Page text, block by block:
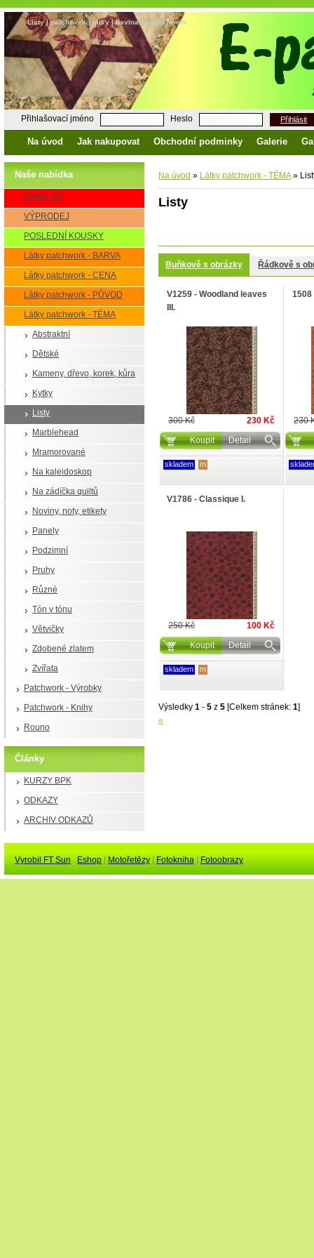
Listy | patchwork | látky | bavlna | e-patchwork
Přihlašovací jméno Heslo Přihlásit
Na úvod Jak nakupovat Obchodní podminky Galerie
Naše nabídka
ZA 80,- Kč
VÝPRODEJ
POSLEDNÍ KOUSKY
Látky patchwork - BARVA
Látky patchwork - CENA
Látky patchwork - PŮVOD
Látky patchwork - TÉMA
Abstraktní
Dětské
Kameny, dřevo, korek, kůra
Kytky
Listy
Marblehead
Mramorované
Na kaleidoskop
Na zádíčka quiltů
Noviny, noty, etikety
Panely
Podzimní
Pruhy
Různé
Tón v tónu
Větvičky
Zdobené zlatem
Zvířata
Patchwork - Výrobky
Patchwork - Knihy
Rouno
Články
KURZY BPK
ODKAZY
ARCHIV ODKAZŮ
Na úvod » Látky patchwork - TÉMA »
Listy
Buňkově s obrázky Řádkově s
V1259 - Woodland leaves
III.
300 Kč
230 Kč
Koupit
Detail
skladem m
1508
230
V1786 - Classique I.
250 Kč
100 Kč
Koupit
Detail
skladem m
Výsledky 1 - 5 z 5 [Celkem stránek: 1]
«
Vyrobil FT Sun Eshop Motořetězy Fotokniha Fotoobrazy